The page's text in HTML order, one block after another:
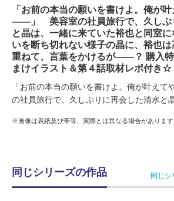
「お前の本当の願いを書けよ。俺が
――」 美容室の社員旅行で、久しぶ
と晶は、一緒に来ていた裕也と同室
いを断ち切れない様子の晶に、裕也
重ねて、言葉をかけるが――？ 購入
まけイラスト＆第４話取材レポ付き☆
「お前の本当の願いを書けよ。俺が叶え
の社員旅行で、久しぶりに再会した清水と
※画像は表紙及び帯等、実際とは異なる場合があります
同じシリーズの作品 同じシ